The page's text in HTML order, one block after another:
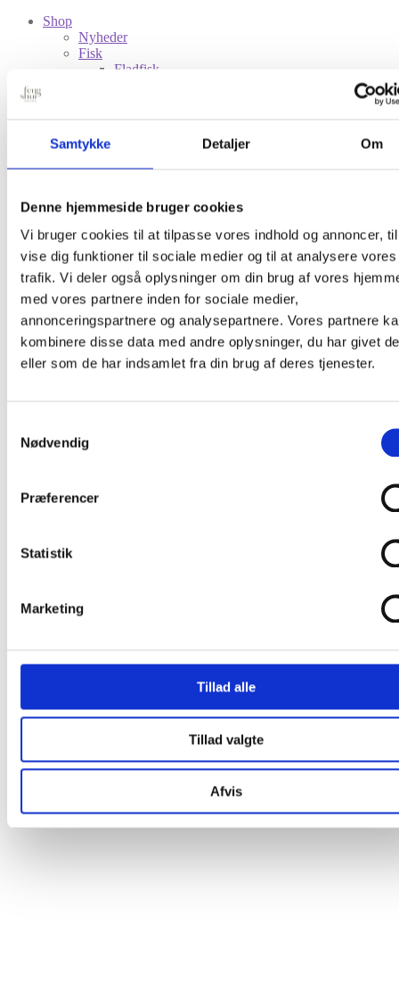
Samtykke Detaljer Om
Denne hjemmeside bruger cookies
Vi bruger cookies til at tilpasse vores indhold og annoncer,
vise dig funktioner til sociale medier og til at analysere vores
trafik. Vi deler også oplysninger om din brug af vores
med vores partnere inden for sociale medier,
annonceringspartnere og analysepartnere. Vores partnere
kombinere disse data med andre oplysninger, du har givet
eller som de har indsamlet fra din brug af deres tjenester.
Nødvendig
Præferencer
Statistik
Marketing
Tillad alle
Tillad valgte
Afvis
Shop
Nyheder
Fisk
Fladfisk
Svale
Frø
Hare
Hval
Leopard
Tiger
Skaldyr
Hummer
Insekter
Guldsmed
De 5 elementer i Feng Shui
Fisk
Insekter
Kontakt
Om mig